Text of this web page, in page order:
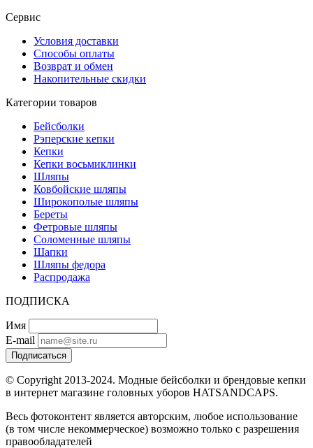
Сервис
Условия доставки
Способы оплаты
Возврат и обмен
Накопительные скидки
Категории товаров
Бейсболки
Рэперские кепки
Кепки
Кепки восьмиклинки
Шляпы
Ковбойские шляпы
Широкополые шляпы
Береты
Фетровые шляпы
Соломенные шляпы
Шапки
Шляпы федора
Распродажа
ПОДПИСКА
Имя
E-mail
Подписаться
© Copyright 2013-2024. Модные бейсболки и брендовые кепки
в интернет магазине головных уборов HATSANDCAPS.
Весь фотоконтент является авторским, любое использование
(в том числе некоммерческое) возможно только с разрешения
правообладателей